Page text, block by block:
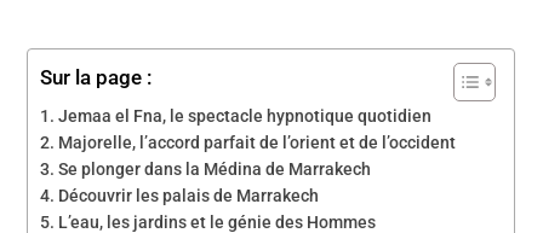
Sur la page :
Jemaa el Fna, le spectacle hypnotique quotidien
Majorelle, l’accord parfait de l’orient et de l’occident
Se plonger dans la Médina de Marrakech
Découvrir les palais de Marrakech
L’eau, les jardins et le génie des Hommes